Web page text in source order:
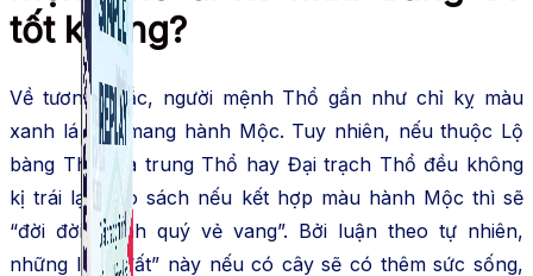
tốt không?
Về tương khắc, người mệnh Thổ gần như chỉ kỵ màu
xanh lá cây mang hành Mộc. Tuy nhiên, nếu thuộc Lộ
bàng Thổ, Sa trung Thổ hay Đại trạch Thổ đều không
kị trái lại theo sách nếu kết hợp màu hành Mộc thì sẽ
“đời đời thanh quý vẻ vang”. Bởi luận theo tự nhiên,
những loại “đất” này nếu có cây sẽ có thêm sức sống,